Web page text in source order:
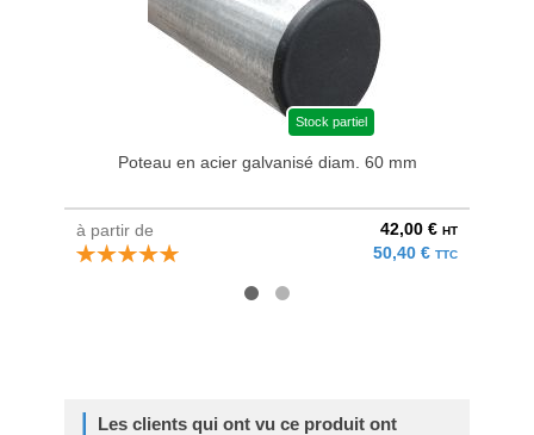
Stock partiel
Poteau en acier galvanisé diam. 60 mm
à partir de 42,00 € HT
50,40 € TTC
Les clients qui ont vu ce produit ont